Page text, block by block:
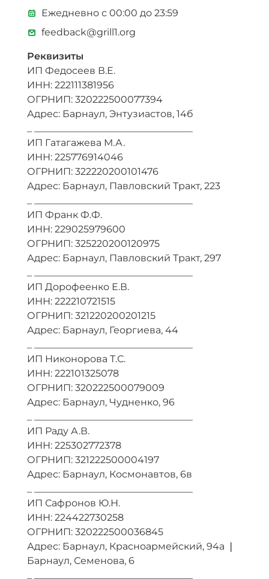
Ежедневно с 00:00 до 23:59
feedback@grill1.org
Реквизиты
ИП Федосеев В.Е.
ИНН: 222111381956
ОГРНИП: 320222500077394
Адрес: Барнаул, Энтузиастов, 14б
ИП Гатагажева М.А.
ИНН: 225776914046
ОГРНИП: 322220200101476
Адрес: Барнаул, Павловский Тракт, 223
ИП Франк Ф.Ф.
ИНН: 229025979600
ОГРНИП: 325220200120975
Адрес: Барнаул, Павловский Тракт, 297
ИП Дорофеенко Е.В.
ИНН: 222210721515
ОГРНИП: 321220200201215
Адрес: Барнаул, Георгиева, 44
ИП Никонорова Т.С.
ИНН: 222101325078
ОГРНИП: 320222500079009
Адрес: Барнаул, Чудненко, 96
ИП Раду А.В.
ИНН: 225302772378
ОГРНИП: 321222500004197
Адрес: Барнаул, Космонавтов, 6в
ИП Сафронов Ю.Н.
ИНН: 224422730258
ОГРНИП: 320222500036845
Адрес: Барнаул, Красноармейский, 94а ❘
Барнаул, Семенова, 6